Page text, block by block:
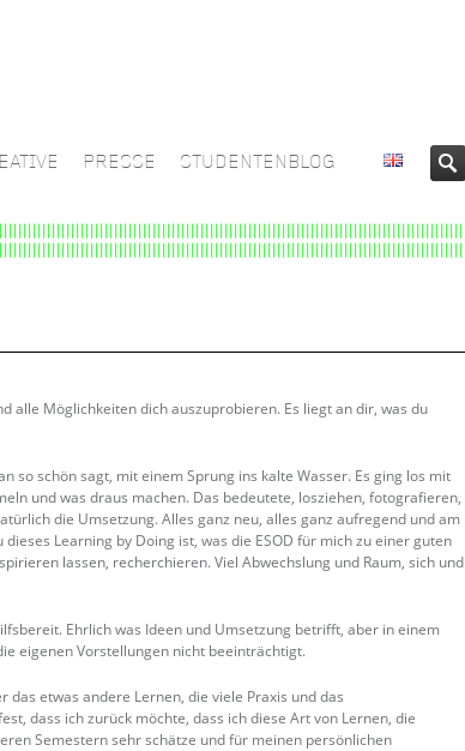
PRESSE STUDENTENBLOG
alle Möglichkeiten dich auszuprobieren. Es liegt an dir, was du
so schön sagt, mit einem Sprung ins kalte Wasser. Es ging los mit
und was draus machen. Das bedeutete, losziehen, fotografieren,
die Umsetzung. Alles ganz neu, alles ganz aufregend und am
Learning by Doing ist, was die ESOD für mich zu einer guten
lassen, recherchieren. Viel Abwechslung und Raum, sich und
Ehrlich was Ideen und Umsetzung betrifft, aber in einem
eigenen Vorstellungen nicht beeinträchtigt.
etwas andere Lernen, die viele Praxis und das
dass ich zurück möchte, dass ich diese Art von Lernen, die
Semestern sehr schätze und für meinen persönlichen